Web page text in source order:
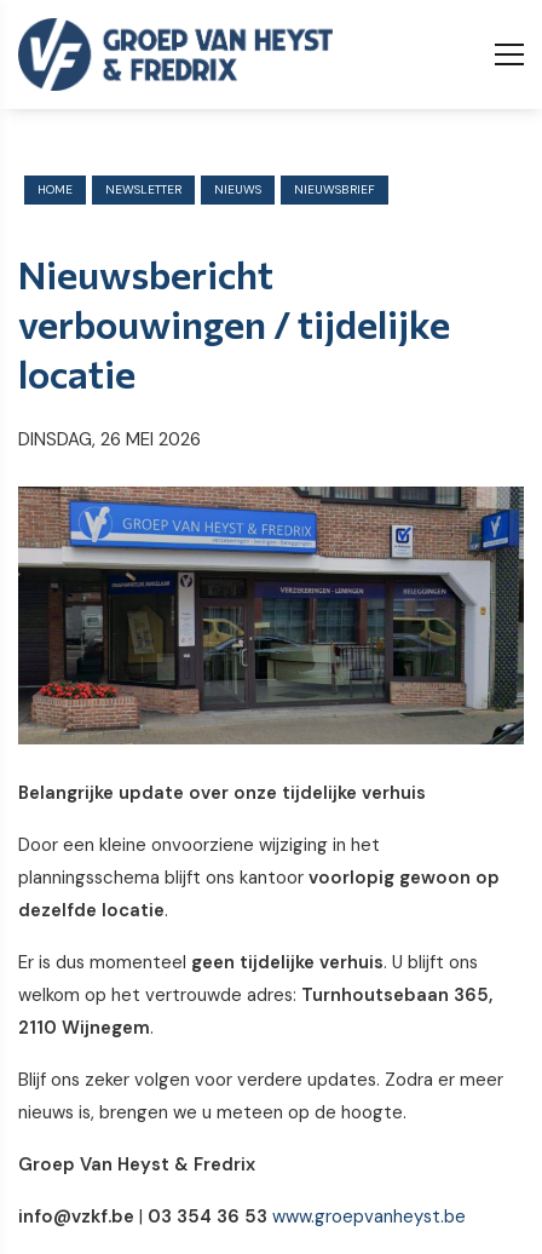
HOME NEWSLETTER NIEUWS NIEUWSBRIEF
Nieuwsbericht
verbouwingen / tijdelijke
locatie
DINSDAG, 26 MEI 2026
Belangrijke update over onze tijdelijke verhuis
Door een kleine onvoorziene wijziging in het
planningsschema blijft ons kantoor voorlopig gewoon op
dezelfde locatie.
Er is dus momenteel geen tijdelijke verhuis. U blijft ons
welkom op het vertrouwde adres: Turnhoutsebaan 365,
2110 Wijnegem.
Blijf ons zeker volgen voor verdere updates. Zodra er meer
nieuws is, brengen we u meteen op de hoogte.
Groep Van Heyst & Fredrix
info@vzkf.be | 03 354 36 53 www.groepvanheyst.be